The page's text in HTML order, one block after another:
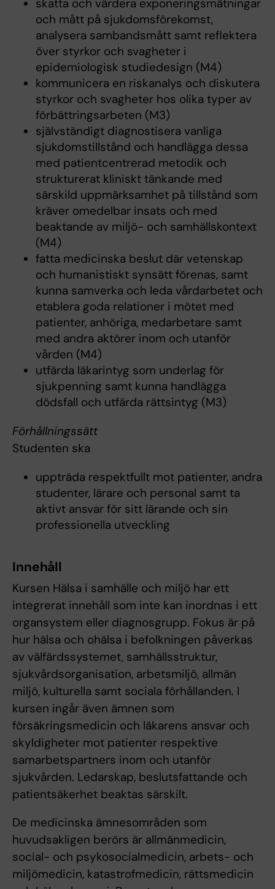
skatta och värdera exponeringsmätningar
och mått på sjukdomsförekomst,
analysera sambandsmått samt reflektera
över styrkor och svagheter i
epidemiologisk studiedesign (M4)
kommunicera en riskanalys och diskutera
styrkor och svagheter hos olika typer av
förbättringsarbeten (M3)
självständigt diagnostisera vanliga
sjukdomstillstånd och handlägga dessa
med patientcentrerad metodik och
strukturerat kliniskt tänkande med
särskild uppmärksamhet på tillstånd som
kräver omedelbar insats och med
beaktande av miljö- och samhällskontext
(M4)
fatta medicinska beslut där vetenskap
och humanistiskt synsätt förenas, samt
kunna samverka och leda vårdarbetet och
etablera goda relationer i mötet med
patienter, anhöriga, medarbetare samt
med andra aktörer inom och utanför
vården (M4)
utfärda läkarintyg som underlag för
sjukpenning samt kunna handlägga
dödsfall och utfärda rättsintyg (M3)
Förhållningssätt
Studenten ska
uppträda respektfullt mot patienter, andra
studenter, lärare och personal samt ta
aktivt ansvar för sitt lärande och sin
professionella utveckling
Innehåll
Kursen Hälsa i samhälle och miljö har ett
integrerat innehåll som inte kan inordnas i ett
organsystem eller diagnosgrupp. Fokus är på
hur hälsa och ohälsa i befolkningen påverkas
av välfärdssystemet, samhällsstruktur,
sjukvårdsorganisation, arbetsmiljö, allmän
miljö, kulturella samt sociala förhållanden. I
kursen ingår även ämnen som
försäkringsmedicin och läkarens ansvar och
skyldigheter mot patienter respektive
samarbetspartners inom och utanför
sjukvården. Ledarskap, beslutsfattande och
patientsäkerhet beaktas särskilt.
De medicinska ämnesområden som
huvudsakligen berörs är allmänmedicin,
social- och psykosocialmedicin, arbets- och
miljömedicin, katastrofmedicin, rättsmedicin